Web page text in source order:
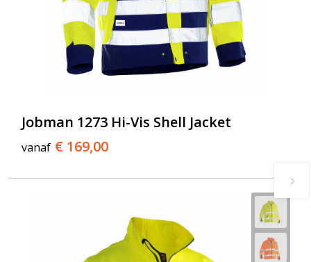
Jobman 1273 Hi-Vis Shell Jacket
vanaf € 169,00